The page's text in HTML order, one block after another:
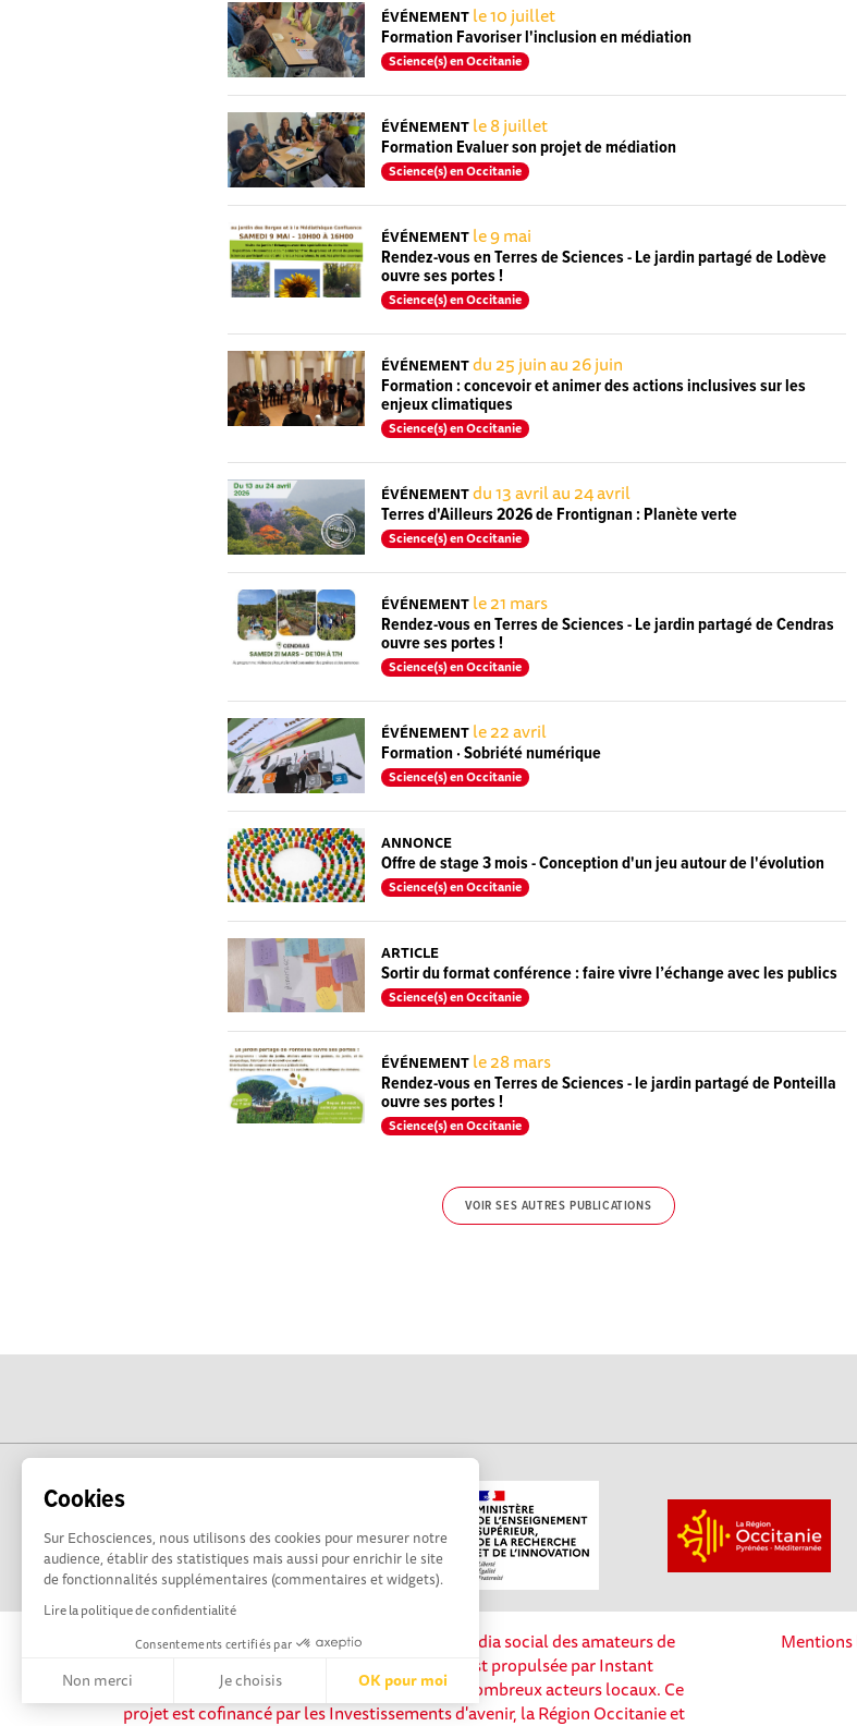
Cookies
Sur Echosciences, nous utilisons des cookies pour mesurer notre
audience, établir des statistiques mais aussi pour enrichir le site
de fonctionnalités supplémentaires (commentaires et widgets).
Lire la politique de confidentialité
Consentements certifiés par
Non merci Je choisis OK pour moi
Axeptio consent
ÉVÉNEMENT le 10 juillet
Formation Favoriser l'inclusion en médiation
Science(s) en Occitanie
ÉVÉNEMENT le 8 juillet
Formation Evaluer son projet de médiation
Science(s) en Occitanie
ÉVÉNEMENT le 9 mai
Rendez-vous en Terres de Sciences - Le jardin partagé de Lodève
ouvre ses portes !
Science(s) en Occitanie
ÉVÉNEMENTdu 25 juin au 26 juin
Formation : concevoir et animer des actions inclusives sur les
enjeux climatiques
Science(s) en Occitanie
ÉVÉNEMENTdu 13 avril au 24 avril
Terres d'Ailleurs 2026 de Frontignan : Planète verte
Science(s) en Occitanie
ÉVÉNEMENT le 21 mars
Rendez-vous en Terres de Sciences - Le jardin partagé de Cendras
ouvre ses portes !
Science(s) en Occitanie
ÉVÉNEMENT le 22 avril
Formation · Sobriété numérique
Science(s) en Occitanie
ANNONCE
Offre de stage 3 mois - Conception d'un jeu autour de l'évolution
Science(s) en Occitanie
ARTICLE
Sortir du format conférence : faire vivre l’échange avec les publics
Science(s) en Occitanie
ÉVÉNEMENT le 28 mars
Rendez-vous en Terres de Sciences - le jardin partagé de Ponteilla
ouvre ses portes !
Science(s) en Occitanie
VOIR SES AUTRES PUBLICATIONS
La plateforme Science(s) en Occitanie est le média social des amateurs de
sciences et de technologies du territoire. Elle est propulsée par Instant
Science, avec la participation et le soutien de nombreux acteurs locaux. Ce
projet est cofinancé par les Investissements d'avenir, la Région Occitanie et
Mentions